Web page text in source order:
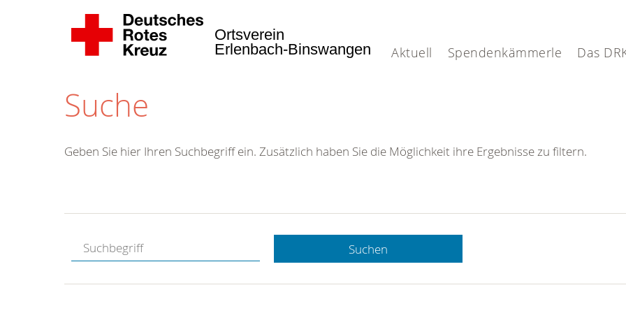
Aktuell Spendenkämmerle Das
Ortsverein
Erlenbach-Binswangen
Suche
Hotline.
gerne.
Geben Sie hier Ihren Suchbegriff ein. Zusätzlich haben Sie die Möglichkeit ihre Ergebnisse zu filtern.
Suchen